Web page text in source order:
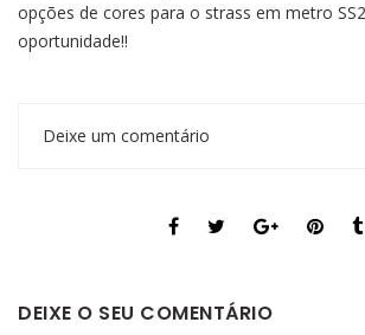
opções de cores para o strass em metro
oportunidade!!
Deixe um comentário
DEIXE O SEU COMENTÁRIO